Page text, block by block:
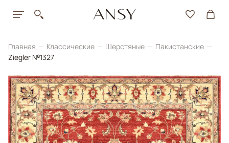
Главная Классические Шерстяные
Пакистанские
Ziegler №1327